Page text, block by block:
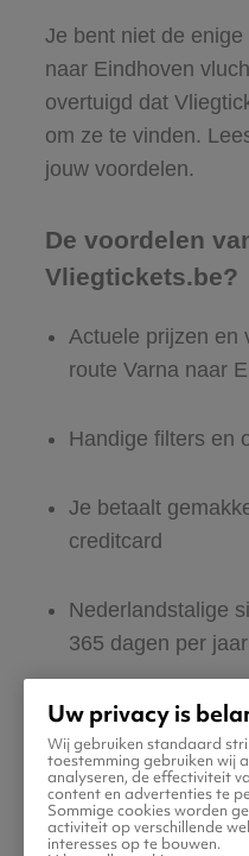
Je bent niet de
naar Eindhoven
overtuigd dat
om ze te vinden.
jouw voordelen.
De voordelen
Vliegtickets.be?
Actuele prijzen en
route Varna naar
Handige filters en
Je betaalt
creditcard
Nederlandstalige
365 dagen per
Zeker van veilig
Boek ook direct
in Eindhoven
Uw privacy is
Wij gebruiken standaard
toestemming gebruiken wij
analyseren, de effectiviteit
content en advertenties te
Sommige cookies worden
activiteit op verschillende
interesses op te bouwen.